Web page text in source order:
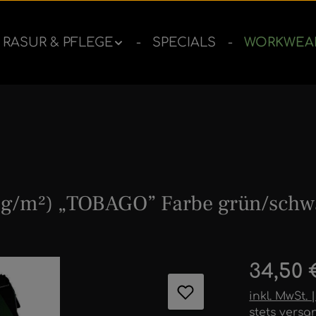
RASUR & PFLEGE SPECIALS
m²) „TOBAGO” Farbe grün/
Regulärer
34,50
inkl.
stets